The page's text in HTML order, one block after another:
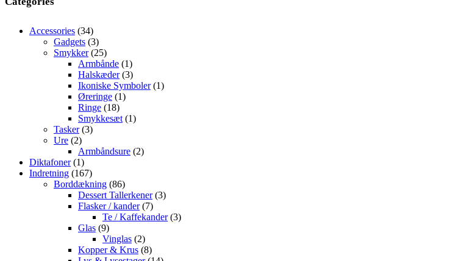
Accessories 3434
varer
Gadgets 33
varer
Smykker 2525
varer
Armbånde 11
vare
Halskæder 33
varer
Ikoniske Symboler 11
Øreringe 11
Ringe 1818
varer
Smykkesæt 11
Tasker 33
Ure 22
varer
Armbåndsure 22
Diktafoner 11
vare
Indretning 167167
varer
Borddækning 8686
varer
Dessert Tallerkener 33
Flasker / kander 77
varer
Te / Kaffekander 33
Glas 99
varer
Vinglas 22
varer
Kopper & Krus 88